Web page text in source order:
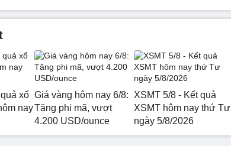
xổ
nay
Giá vàng hôm nay 6/8:
Tăng phi mã, vượt
4.200 USD/ounce
XSMT 5/8 - Kết quả
XSMT hôm nay thứ Tư
ngày 5/8/2026